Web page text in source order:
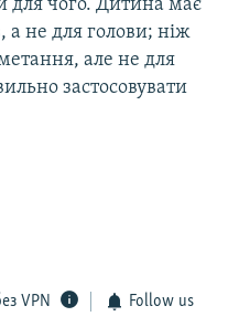
для чого. Дитина має
а не для голови; ніж
але не для
застосовувати
VPN Follow us